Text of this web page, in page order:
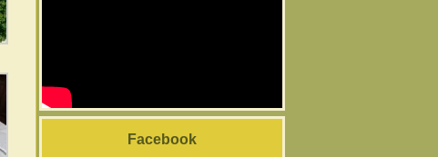
Facebook